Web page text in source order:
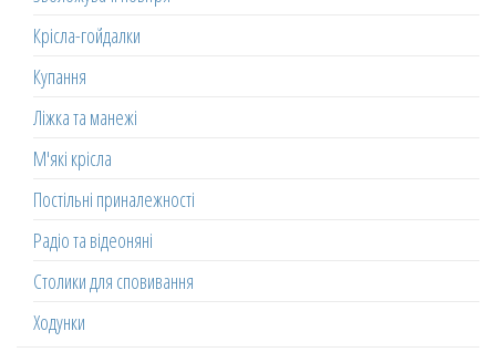
Крісла-гойдалки
Купання
Ліжка та манежі
М'які крісла
Постільні приналежності
Радіо та відеоняні
Столики для сповивання
Ходунки